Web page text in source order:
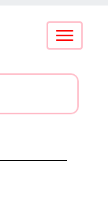
Conmutar